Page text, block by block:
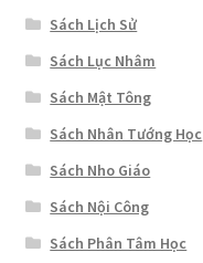
Sách Lịch Sử
Sách Lục Nhâm
Sách Mật Tông
Sách Nhân Tướng Học
Sách Nho Giáo
Sách Nội Công
Sách Phân Tâm Học